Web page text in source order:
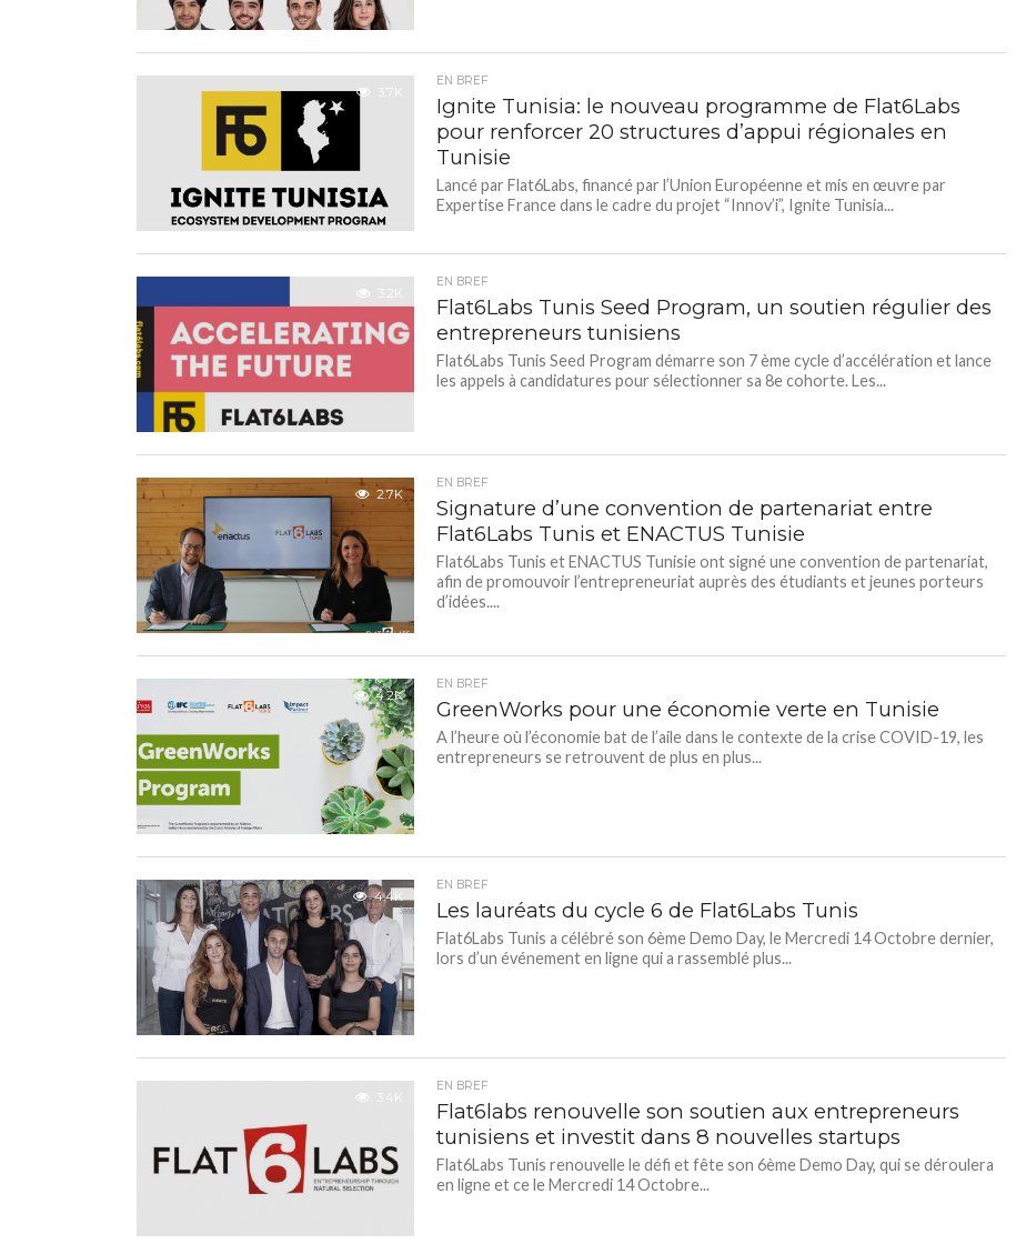
3.7K
EN BREF
Ignite Tunisia: le nouveau programme de Flat6Labs
pour renforcer 20 structures d’appui régionales en
Tunisie
Lancé par Flat6Labs, financé par l’Union Européenne et mis en œuvre par
Expertise France dans le cadre du projet “Innov’i”, Ignite Tunisia...
3.2K
EN BREF
Flat6Labs Tunis Seed Program, un soutien régulier des
entrepreneurs tunisiens
Flat6Labs Tunis Seed Program démarre son 7 ème cycle d’accélération et lance
les appels à candidatures pour sélectionner sa 8e cohorte. Les...
2.7K
EN BREF
Signature d’une convention de partenariat entre
Flat6Labs Tunis et ENACTUS Tunisie
Flat6Labs Tunis et ENACTUS Tunisie ont signé une convention de partenariat,
afin de promouvoir l’entrepreneuriat auprès des étudiants et jeunes porteurs
d’idées....
4.2K
EN BREF
GreenWorks pour une économie verte en Tunisie
A l’heure où l’économie bat de l’aile dans le contexte de la crise COVID-19, les
entrepreneurs se retrouvent de plus en plus...
4.4K
EN BREF
Les lauréats du cycle 6 de Flat6Labs Tunis
Flat6Labs Tunis a célébré son 6ème Demo Day, le Mercredi 14 Octobre dernier,
lors d’un événement en ligne qui a rassemblé plus...
3.4K
EN BREF
Flat6labs renouvelle son soutien aux entrepreneurs
tunisiens et investit dans 8 nouvelles startups
Flat6Labs Tunis renouvelle le défi et fête son 6ème Demo Day, qui se déroulera
en ligne et ce le Mercredi 14 Octobre...